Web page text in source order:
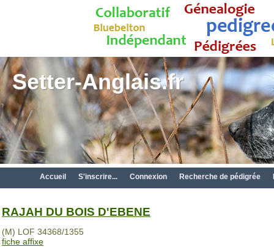
Setter-Anglais.fr
Accueil S'inscrire... Connexion Recherche de pédigrée
RAJAH DU BOIS D'EBENE
(M) LOF 34368/1355
fiche affixe